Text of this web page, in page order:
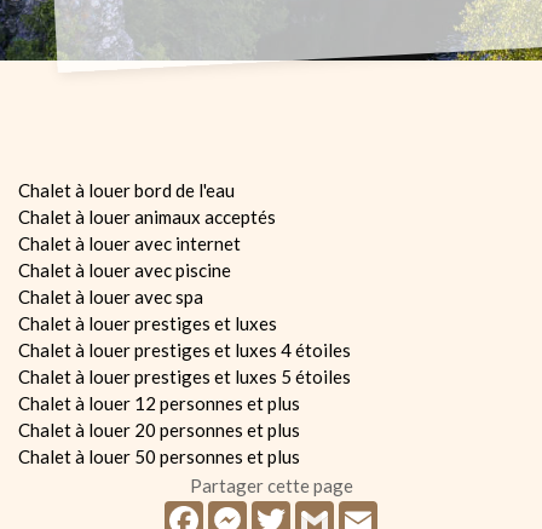
Chalet à louer bord de l'eau
Chalet à louer animaux acceptés
Chalet à louer avec internet
Chalet à louer avec piscine
Chalet à louer avec spa
Chalet à louer prestiges et luxes
Chalet à louer prestiges et luxes 4 étoiles
Chalet à louer prestiges et luxes 5 étoiles
Chalet à louer 12 personnes et plus
Chalet à louer 20 personnes et plus
Chalet à louer 50 personnes et plus
Partager cette page
FacebookMessenger
TwitterGmail